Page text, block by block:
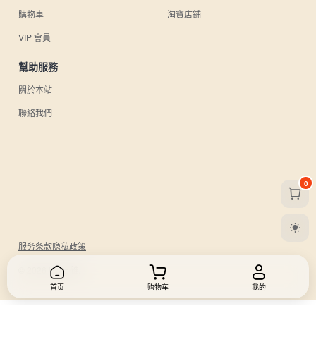
購物車
VIP 會員
淘寶店鋪
幫助服務
關於本站
聯絡我們
服务条款隐私政策
© 2026 UU日雜.
0
首页 购物车 我的